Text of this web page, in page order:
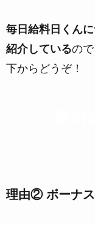
毎日給料日くん
紹介しているの
下からどうぞ！
理由② ボーナ